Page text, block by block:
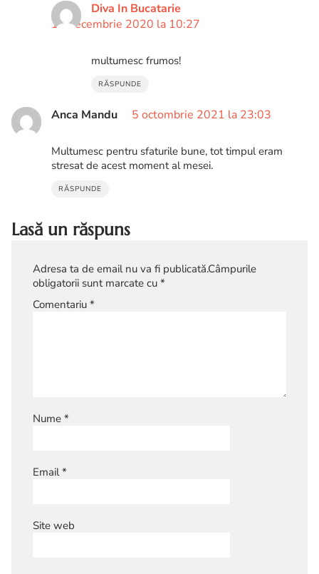
Diva In Bucatarie
16 decembrie 2020 la 10:27
multumesc frumos!
RĂSPUNDE
Anca Mandu 5 octombrie 2021 la 23:03
Multumesc pentru sfaturile bune, tot timpul eram
stresat de acest moment al mesei.
RĂSPUNDE
Lasă un răspuns
Adresa ta de email nu va fi publicată.Câmpurile
obligatorii sunt marcate cu *
Comentariu *
Nume *
Email*
Site web